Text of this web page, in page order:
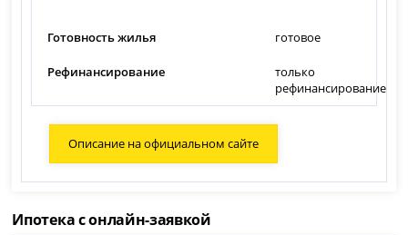
Готовность жилья готовое
Рефинансирование
только
рефинансирование
Описание на официальном сайте
Ипотека с онлайн-заявкой